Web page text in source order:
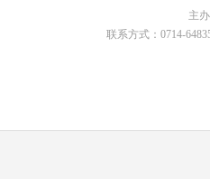
主
联系方式：0714-